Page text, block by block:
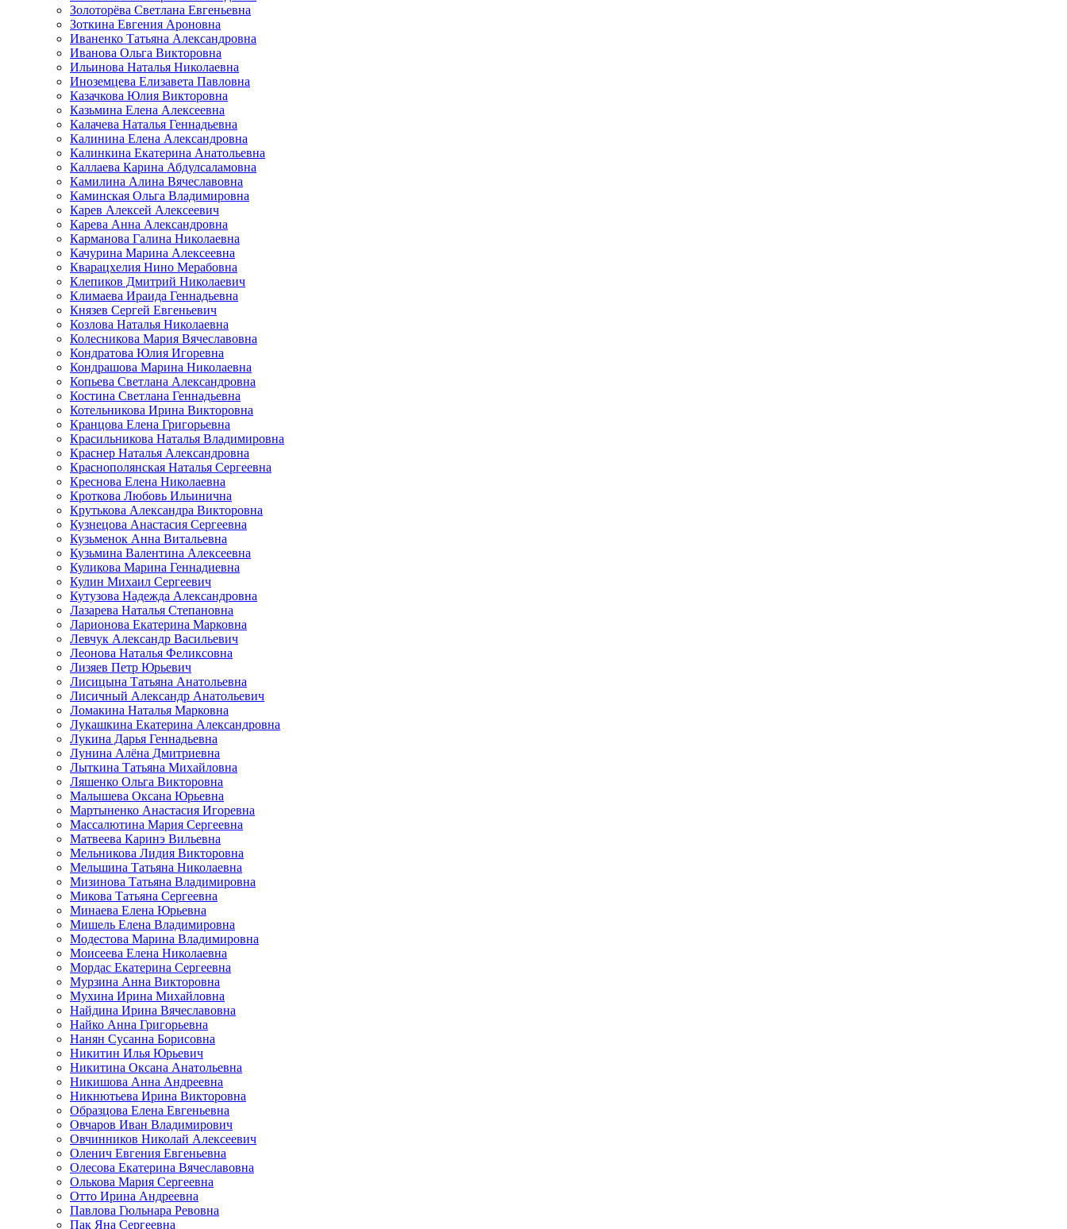
Золоторёва Светлана Евгеньевна
Зоткина Евгения Ароновна
Иваненко Татьяна Александровна
Иванова Ольга Викторовна
Ильинова Наталья Николаевна
Иноземцева Елизавета Павловна
Казачкова Юлия Викторовна
Казьмина Елена Алексеевна
Калачева Наталья Геннадьевна
Калинина Елена Александровна
Калинкина Екатерина Анатольевна
Каллаева Карина Абдулсаламовна
Камилина Алина Вячеславовна
Каминская Ольга Владимировна
Карев Алексей Алексеевич
Карева Анна Александровна
Карманова Галина Николаевна
Качурина Марина Алексеевна
Кварацхелия Нино Мерабовна
Клепиков Дмитрий Николаевич
Климаева Ираида Геннадьевна
Князев Сергей Евгеньевич
Козлова Наталья Николаевна
Колесникова Мария Вячеславовна
Кондратова Юлия Игоревна
Кондрашова Марина Николаевна
Копьева Светлана Александровна
Костина Светлана Геннадьевна
Котельникова Ирина Викторовна
Кранцова Елена Григорьевна
Красильникова Наталья Владимировна
Краснер Наталья Александровна
Краснополянская Наталья Сергеевна
Креснова Елена Николаевна
Кроткова Любовь Ильинична
Крутькова Александра Викторовна
Кузнецова Анастасия Сергеевна
Кузьменок Анна Витальевна
Кузьмина Валентина Алексеевна
Куликова Марина Геннадиевна
Кулин Михаил Сергеевич
Кутузова Надежда Александровна
Лазарева Наталья Степановна
Ларионова Екатерина Марковна
Левчук Александр Васильевич
Леонова Наталья Феликсовна
Лизяев Петр Юрьевич
Лисицына Татьяна Анатольевна
Лисичный Александр Анатольевич
Ломакина Наталья Марковна
Лукашкина Екатерина Александровна
Лукина Дарья Геннадьевна
Лунина Алёна Дмитриевна
Лыткина Татьяна Михайловна
Ляшенко Ольга Викторовна
Малышева Оксана Юрьевна
Мартыненко Анастасия Игоревна
Массалютина Мария Сергеевна
Матвеева Каринэ Вильевна
Мельникова Лидия Викторовна
Мельшина Татьяна Николаевна
Мизинова Татьяна Владимировна
Микова Татьяна Сергеевна
Минаева Елена Юрьевна
Мишель Елена Владимировна
Модестова Марина Владимировна
Моисеева Елена Николаевна
Мордас Екатерина Сергеевна
Мурзина Анна Викторовна
Мухина Ирина Михайловна
Найдина Ирина Вячеславовна
Найко Анна Григорьевна
Нанян Сусанна Борисовна
Никитин Илья Юрьевич
Никитина Оксана Анатольевна
Никишова Анна Андреевна
Никнютьева Ирина Викторовна
Образцова Елена Евгеньевна
Овчаров Иван Владимирович
Овчинников Николай Алексеевич
Оленич Евгения Евгеньевна
Олесова Екатерина Вячеславовна
Олькова Мария Сергеевна
Отто Ирина Андреевна
Павлова Гюльнара Ревовна
Пак Яна Сергеевна